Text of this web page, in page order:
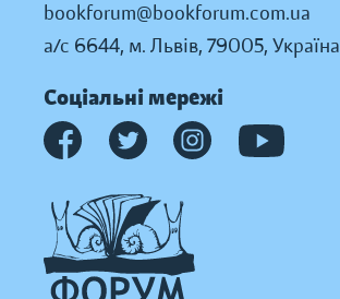
bookforum@bookforum.com.ua
а/с 6644, м. Львів, 79005, Україна
Соціальні мережі